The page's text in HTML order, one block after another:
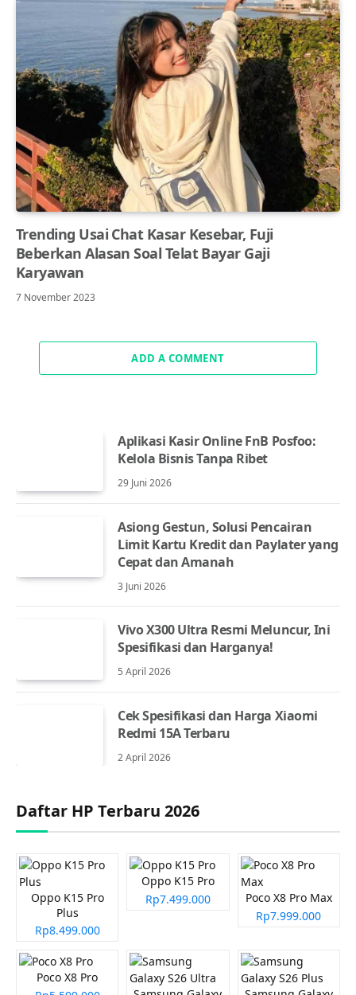
Trending Usai Chat Kasar Kesebar, Fuji
Beberkan Alasan Soal Telat Bayar Gaji
Karyawan
7 November 2023
ADD A COMMENT
Aplikasi Kasir Online FnB Posfoo:
Kelola Bisnis Tanpa Ribet
29 Juni 2026
Asiong Gestun, Solusi Pencairan
Limit Kartu Kredit dan Paylater yang
Cepat dan Amanah
3 Juni 2026
Vivo X300 Ultra Resmi Meluncur, Ini
Spesifikasi dan Harganya!
5 April 2026
Cek Spesifikasi dan Harga Xiaomi
Redmi 15A Terbaru
2 April 2026
Daftar HP Terbaru 2026
Oppo K15 Pro
Plus
Rp8.499.000
Oppo K15 Pro
Rp7.499.000
Poco X8 Pro Max
Rp7.999.000
Poco X8 Pro